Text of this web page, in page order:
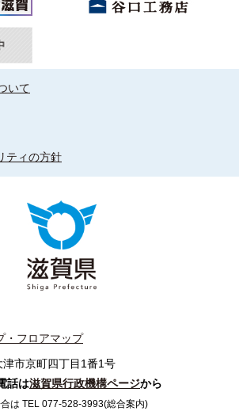
いて
ティの方針
・フロアマップ
津市京町四丁目1番1号
話は滋賀県行政機構ページから
は TEL 077-528-3993(総合案内)